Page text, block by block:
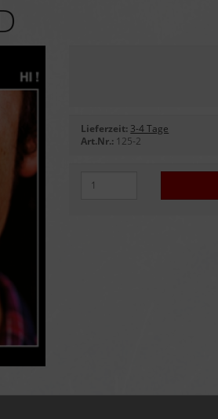
Lieferzeit: 3-4 Tage
Art.Nr.: 125-2